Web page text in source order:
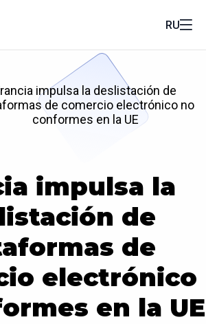
RU
impulsa la deslistación de
de comercio electrónico no
conformes en la UE
impulsa la
de
de
electrónico
en la UE